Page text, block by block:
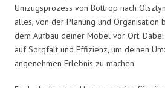
Umzugsprozess von Bottrop nach
alles, von der Planung und Organisation
dem Aufbau deiner Möbel vor Ort.
auf Sorgfalt und Effizienz, um deinen
angenehmen Erlebnis zu machen.